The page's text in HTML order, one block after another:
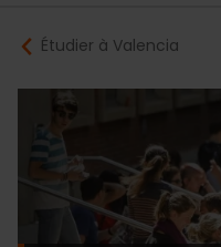
Main
navigation
Breadcrumb
Étudier à Valencia